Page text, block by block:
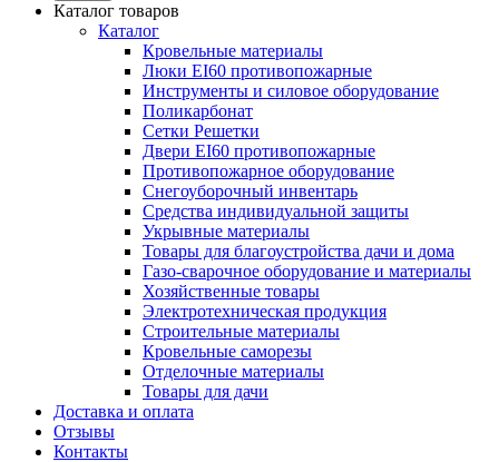
Каталог товаров
Каталог
Кровельные материалы
Люки EI60 противопожарные
Инструменты и силовое оборудование
Поликарбонат
Сетки Решетки
Двери EI60 противопожарные
Противопожарное оборудование
Снегоуборочный инвентарь
Средства индивидуальной защиты
Укрывные материалы
Товары для благоустройства дачи и дома
Газо-сварочное оборудование и материалы
Хозяйственные товары
Электротехническая продукция
Строительные материалы
Кровельные саморезы
Отделочные материалы
Товары для дачи
Доставка и оплата
Отзывы
Контакты